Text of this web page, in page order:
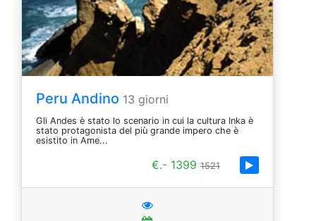
Peru Andino 13 giorni
Gli Andes è stato lo scenario in cui la cultura Inka è
stato protagonista del più grande impero che è
esistito in Ame...
€.- 1399 1521